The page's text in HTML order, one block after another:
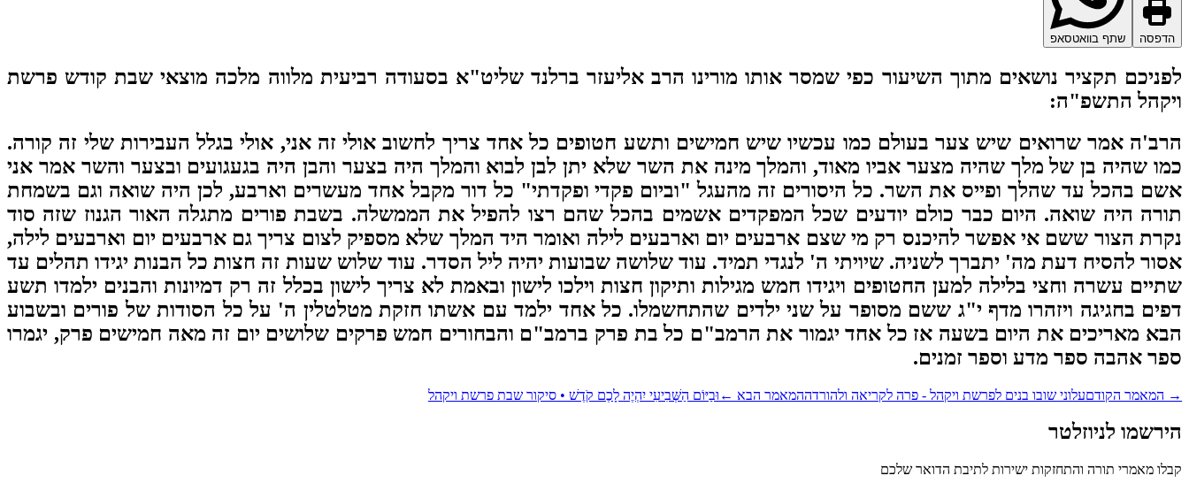
הדפסה שתף בוואטסאפ
לפניכם תקציר נושאים מתוך השיעור כפי שמסר אותו מורינו הרב אליעזר ברלנד שליט"א בסעודה רביעית מלווה מלכה מוצאי שבת קודש פרשת
ויקהל התשפ"ה:
הרב'ה אמר שרואים שיש צער בעולם כמו עכשיו שיש חמישים ותשע חטופים כל אחד צריך לחשוב אולי זה אני, אולי בגלל העבירות שלי זה קורה.
כמו שהיה בן של מלך שהיה מצער אביו מאוד, והמלך מינה את השר שלא יתן לבן לבוא והמלך היה בצער והבן היה בגעגועים ובצער והשר אמר אני
אשם בהכל עד שהלך ופייס את השר. כל היסורים זה מהעגל "וביום פקדי ופקדתי" כל דור מקבל אחד מעשרים וארבע, לכן היה שואה וגם בשמחת
תורה היה שואה. היום כבר כולם יודעים שכל המפקדים אשמים בהכל שהם רצו להפיל את הממשלה. בשבת פורים מתגלה האור הגנוז שזה סוד
נקרת הצור ששם אי אפשר להיכנס רק מי שצם ארבעים יום וארבעים לילה ואומר היד המלך שלא מספיק לצום צריך גם ארבעים יום וארבעים לילה,
אסור להסיח דעת מה' יתברך לשניה. שיויתי ה' לנגדי תמיד. עוד שלושה שבועות יהיה ליל הסדר. עוד שלוש שעות זה חצות כל הבנות יגידו תהלים עד
שתיים עשרה וחצי בלילה למען החטופים ויגידו חמש מגילות ותיקון חצות וילכו לישון ובאמת לא צריך לישון בכלל זה רק דמיונות והבנים ילמדו תשע
דפים בחגיגה ויזהרו מדף י"ג ששם מסופר על שני ילדים שהתחשמלו. כל אחד ילמד עם אשתו חזקת מטלטלין ה' על כל הסודות של פורים ובשבוע
הבא מאריכים את היום בשעה אז כל אחד יגמור את הרמב"ם כל בת פרק ברמב"ם והבחורים חמש פרקים שלושים יום זה מאה חמישים פרק, יגמרו
ספר אהבה ספר מדע וספר זמנים.
→ המאמר הקודםעלוני שובו בנים לפרשת ויקהל - פרה לקריאה ולהורדההמאמר הבא ← וּבַיּוֹם הַשְּׁבִיעִי יִהְיֶה לָכֶם קֹדֶשׁ • סיקור שבת פרשת ויקהל
הירשמו לניוזלטר
קבלו מאמרי תורה והתחזקות ישירות לתיבת הדואר שלכם